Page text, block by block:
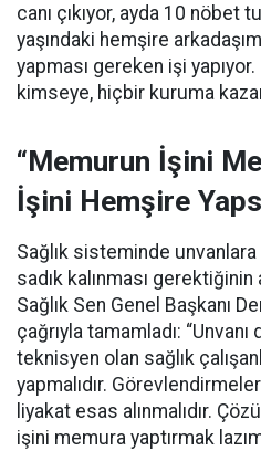
canı çıkıyor, ayda 10 nöbet
yaşındaki hemşire
yapması gereken işi
kimseye, hiçbir kuruma
“Memurun İşini
İşini Hemşire
Sağlık sisteminde unvanlara
sadık kalınması
Sağlık Sen Genel Başkanı
çağrıyla tamamladı:
teknisyen olan sağlık
yapmalıdır.
liyakat esas alınmalıdır.
işini memura yaptırmak